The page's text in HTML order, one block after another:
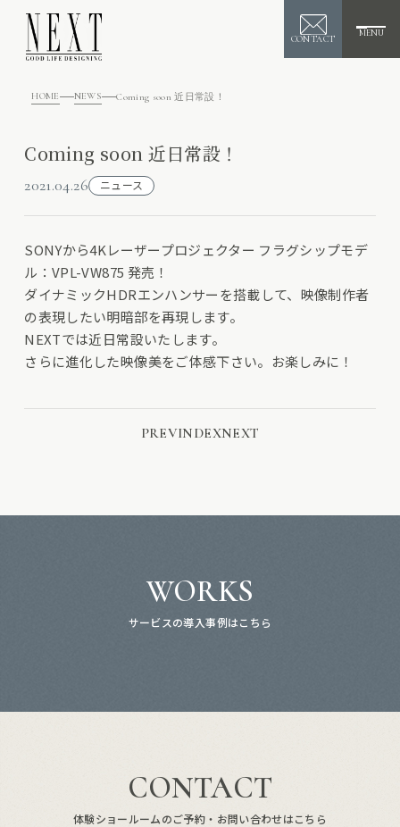
CONTACT
MENU
HOME NEWS Coming soon 近日常設！
Coming soon 近日常設！
2021.04.26 ニュース
SONYから4Kレーザープロジェクター フラグシップモデ
ル：VPL-VW875 発売！
ダイナミックHDRエンハンサーを搭載して、映像制作者
の表現したい明暗部を再現します。
NEXTでは近日常設いたします。
さらに進化した映像美をご体感下さい。お楽しみに！
PREVINDEXNEXT
WORKS
サービスの導入事例はこちら
CONTACT
体験ショールームのご予約・お問い合わせはこちら